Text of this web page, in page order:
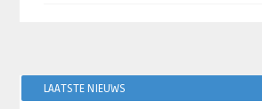
LAATSTE NIEUWS